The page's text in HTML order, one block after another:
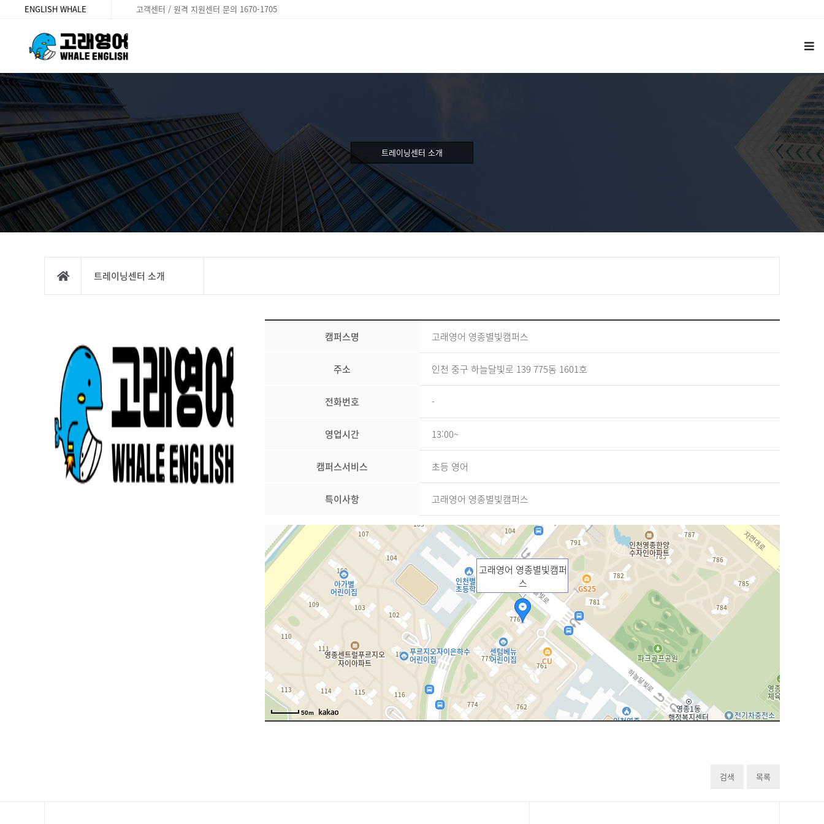
ENGLISH WHALE 고객센터 / 원격 지원센터 문의 1670-1705
트레이닝센터 소개
트레이닝센터 소개
캠퍼스명 고래영어 영종별빛캠퍼스
주소 인천 중구 하늘달빛로 139 775동 1601호
전화번호 -
영업시간 13:00~
캠퍼스서비스 초등 영어
특이사항 고래영어 영종별빛캠퍼스
고래영어 영종별빛캠퍼
스
50m
목록
검색